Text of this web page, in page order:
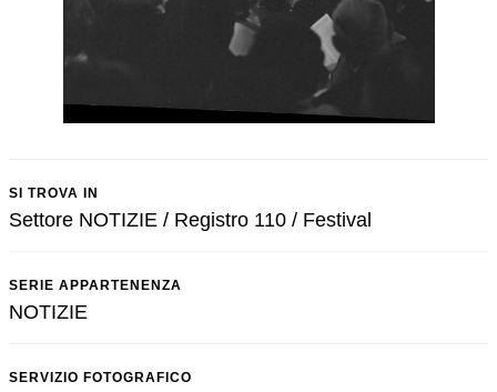
SI TROVA IN
Settore NOTIZIE / Registro 110 / Festival
SERIE APPARTENENZA
NOTIZIE
SERVIZIO FOTOGRAFICO